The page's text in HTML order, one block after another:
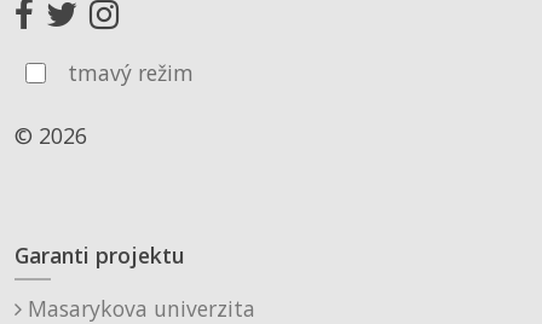
tmavý režim
© 2026
Garanti projektu
Masarykova univerzita